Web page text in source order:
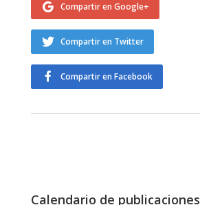
Compartir en Google+
Compartir en Twitter
Compartir en Facebook
Calendario de publicaciones